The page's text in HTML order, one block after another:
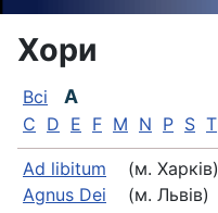
Хори
Всі A
C D E F M N P S T
Ad libitum (м. Харків)
Agnus Dei (м. Львів)